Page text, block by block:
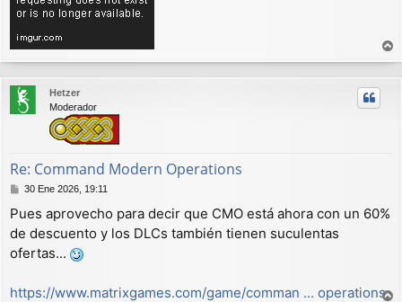
r
r
Hetzer
Moderador
Re: Command Modern Operations
M
n
s
a
j
30 Ene 2026, 19:11
Pues aprovecho para decir que CMO está ahora con un 60%
de descuento y los DLCs también tienen suculentas
ofertas...
https://www.matrixgames.com/game/comman ... operations